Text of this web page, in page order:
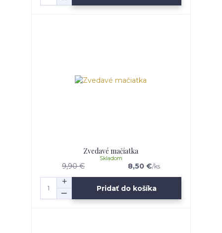
Zvedavé mačiatka
9,90 € 8,50 €/ks
Skladom
Pridať do košíka